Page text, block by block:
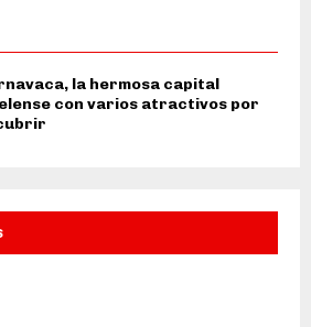
la hermosa capital
con varios atractivos por